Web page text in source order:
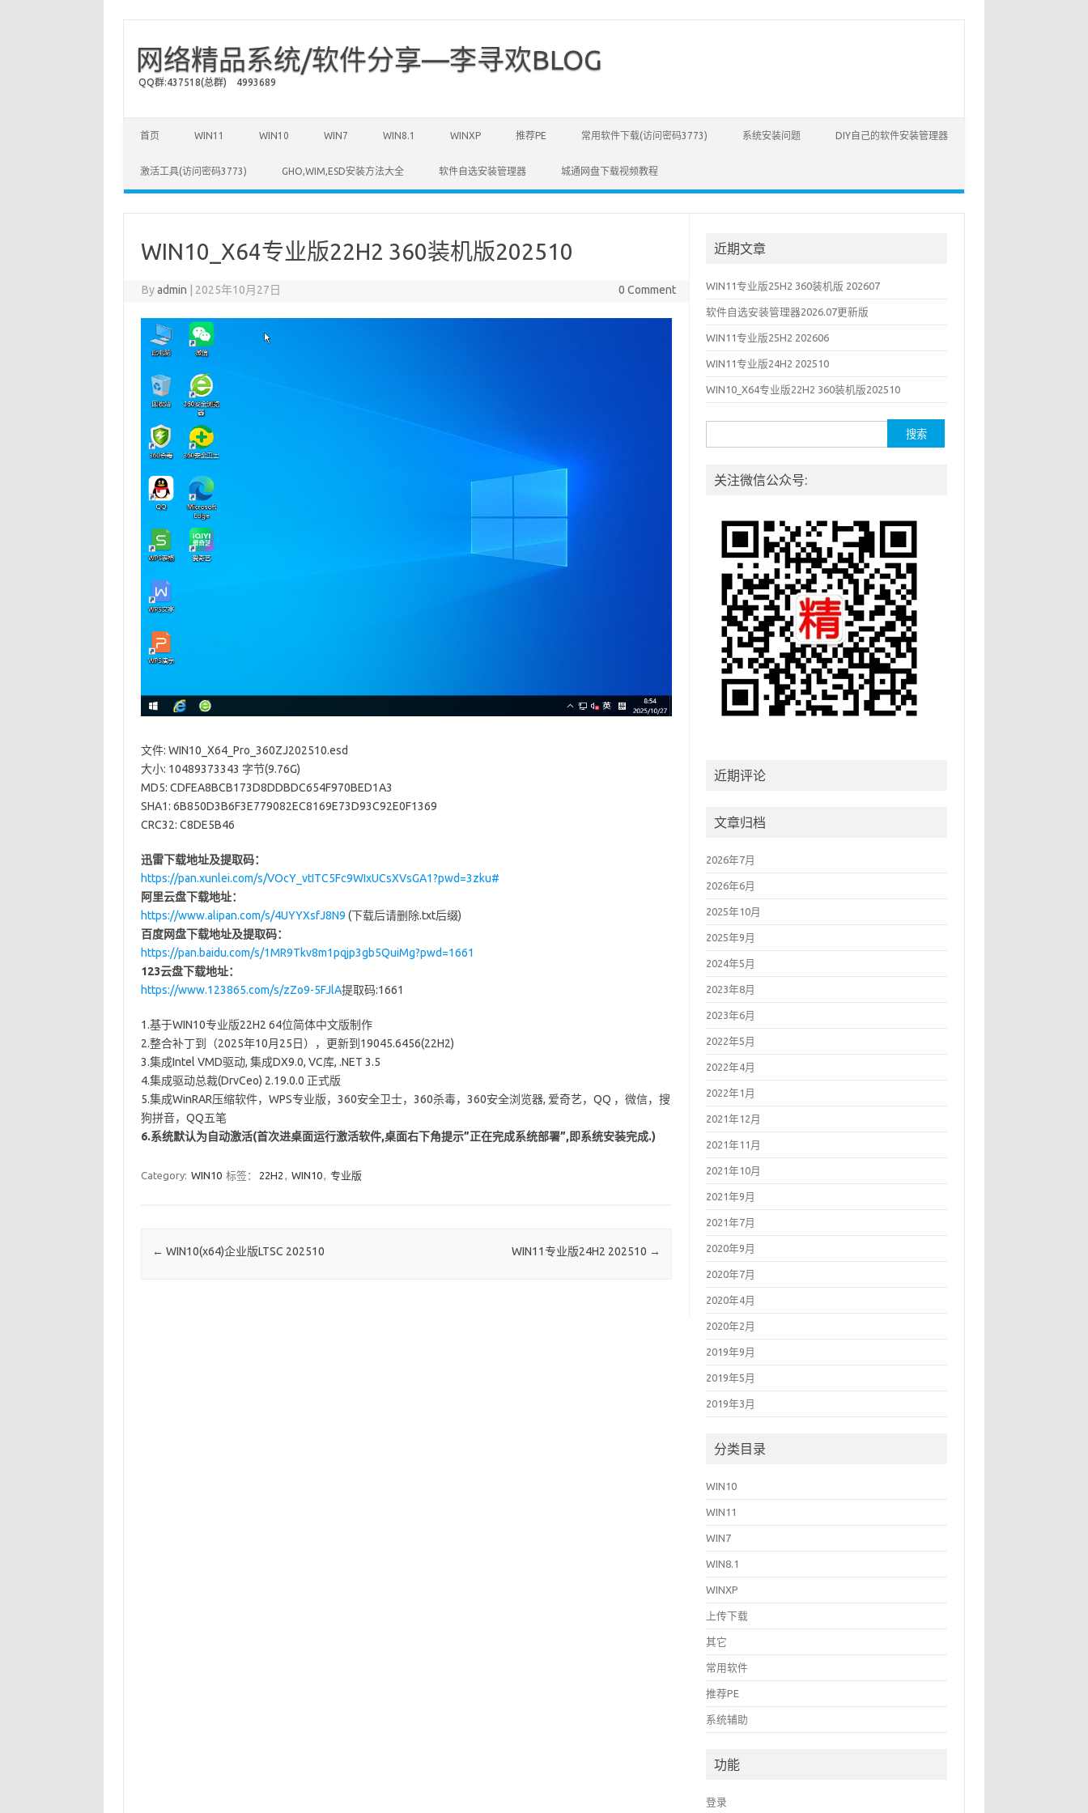
网络精品系统/软件分享—李寻欢BLOG
QQ群:437518(总群) 4993689
首页 WIN11 WIN10 WIN7 WIN8.1 WINXP 推荐PE 常用软件下载(访问密码3773) 系统安装问题 DIY自己的软件安装管理器
激活工具(访问密码3773) GHO,WIM,ESD安装方法大全 软件自选安装管理器 城通网盘下载视频教程
WIN10_X64专业版22H2 360装机版202510
Byadmin 2025年10月27日 0 Comment
文件: WIN10_X64_Pro_360ZJ202510.esd
大小: 10489373343 字节(9.76G)
MD5: CDFEA8BCB173D8DDBDC654F970BED1A3
SHA1: 6B850D3B6F3E779082EC8169E73D93C92E0F1369
CRC32: C8DE5B46
迅雷下载地址及提取码：
https://pan.xunlei.com/s/VOcY_vtITC5Fc9WIxUCsXVsGA1?pwd=3zku#
阿里云盘下载地址：
https://www.alipan.com/s/4UYYXsfJ8N9 (下载后请删除.txt后缀)
百度网盘下载地址及提取码：
https://pan.baidu.com/s/1MR9Tkv8m1pqjp3gb5QuiMg?pwd=1661
123云盘下载地址：
https://www.123865.com/s/zZo9-5FJlA提取码:1661
1.基于WIN10专业版22H2 64位简体中文版制作
2.整合补丁到（2025年10月25日），更新到19045.6456(22H2)
3.集成Intel VMD驱动, 集成DX9.0, VC库, .NET 3.5
4.集成驱动总裁(DrvCeo) 2.19.0.0 正式版
5.集成WinRAR压缩软件，WPS专业版，360安全卫士，360杀毒，360安全浏览器, 爱奇艺，QQ ，微信，搜
狗拼音，QQ五笔
6.系统默认为自动激活(首次进桌面运行激活软件,桌面右下角提示”正在完成系统部署”,即系统安装完成.)
Category: WIN10 标签： 22H2 , WIN10, 专业版
Post navigation
← WIN10(x64)企业版LTSC 202510 WIN11专业版24H2 202510 →
近期文章
WIN11专业版25H2 360装机版 202607
软件自选安装管理器2026.07更新版
WIN11专业版25H2 202606
WIN11专业版24H2 202510
WIN10_X64专业版22H2 360装机版202510
关注微信公众号:
近期评论
文章归档
2026年7月
2026年6月
2025年10月
2025年9月
2024年5月
2023年8月
2023年6月
2022年5月
2022年4月
2022年1月
2021年12月
2021年11月
2021年10月
2021年9月
2021年7月
2020年9月
2020年7月
2020年4月
2020年2月
2019年9月
2019年5月
2019年3月
分类目录
WIN10
WIN11
WIN7
WIN8.1
WINXP
上传下载
其它
常用软件
推荐PE
系统辅助
功能
登录